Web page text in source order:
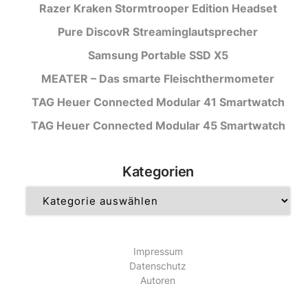
Razer Kraken Stormtrooper Edition Headset
Pure DiscovR Streaminglautsprecher
Samsung Portable SSD X5
MEATER – Das smarte Fleischthermometer
TAG Heuer Connected Modular 41 Smartwatch
TAG Heuer Connected Modular 45 Smartwatch
Kategorien
Impressum
Datenschutz
Autoren